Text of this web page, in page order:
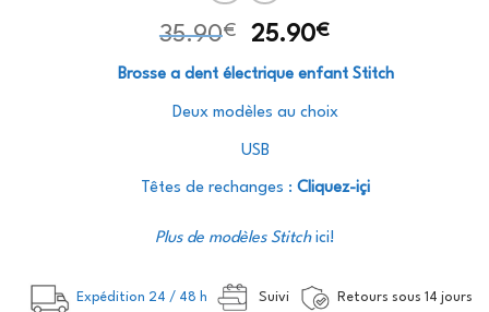
35.90€
Le
prix
initial
était :
35.90€.
25.90€Le
prix
actuel
est :
Brosse a dent électrique enfant Stitch
Deux modèles au choix
USB
Têtes de rechanges :Cliquez-içi
Plus de modèles Stitchici!
Expédition 24 / 48 h Suivi Retours sous 14 jours